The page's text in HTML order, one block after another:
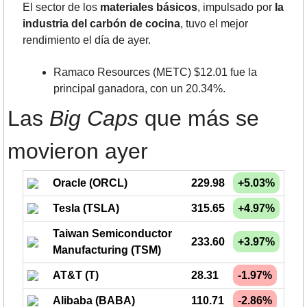
El sector de los materiales básicos, impulsado por la
industria del carbón de cocina, tuvo el mejor
rendimiento el día de ayer.
Ramaco Resources (METC) $12.01 fue la
principal ganadora, con un 20.34%.
Las Big Caps que más se
movieron ayer
Oracle (ORCL) 229.98 +5.03%
Tesla (TSLA) 315.65 +4.97%
Taiwan Semiconductor
Manufacturing (TSM)
233.60 +3.97%
AT&T (T) 28.31 -1.97%
Alibaba (BABA) 110.71 -2.86%